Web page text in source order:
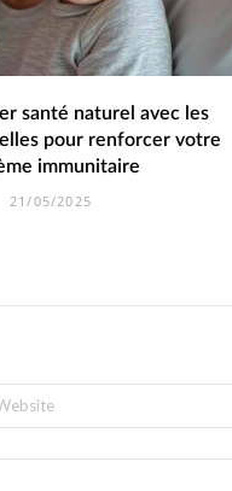
santé naturel avec les
pour renforcer votre
immunitaire
21/05/2025